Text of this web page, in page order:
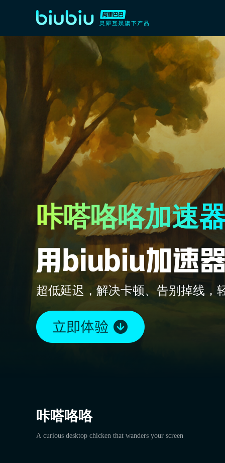
咔嗒咯咯加速
超低延迟，解决卡顿、告别掉线，
咔嗒咯咯
A curious desktop chicken that wanders your screen